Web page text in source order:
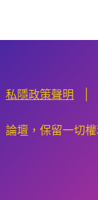
私隱政策聲明 |
論壇，保留一切權